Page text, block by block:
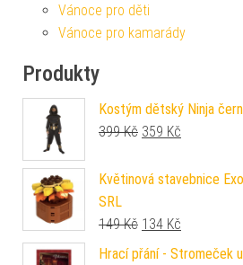
Vánoce pro děti
Vánoce pro kamarády
Produkty
Kostým dětský Ninja
399Kč Původní cena
359 Kč
Květinová stavebnice
SRL
149Kč Původní cena
134 Kč
Hrací přání - Stromeček